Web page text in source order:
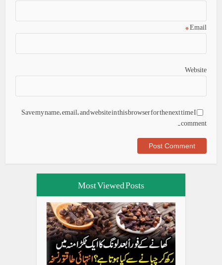
Email
*
Website
Save my name, email, and website in this browser for the next time I
comment.
Most Viewed Posts